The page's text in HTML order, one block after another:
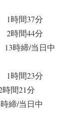
1時間37分
2時間44分
13時締/当日中
1時間23分
間21分
締/当日中